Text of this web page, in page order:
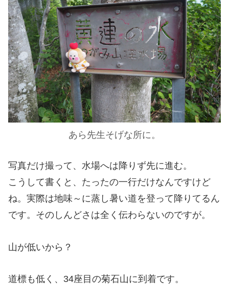
あら先生そげな所に。
写真だけ撮って、水場へは降りず先に進む。
こうして書くと、たったの一行だけなんですけど
ね。実際は地味～に蒸し暑い道を登って降りてるん
です。そのしんどさは全く伝わらないのですが。
山が低いから？
道標も低く、34座目の菊石山に到着です。